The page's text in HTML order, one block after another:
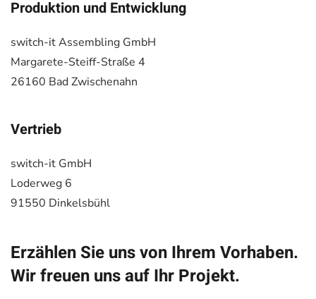
Produktion und Entwicklung
switch-it Assembling GmbH
Margarete-Steiff-Straße 4
26160 Bad Zwischenahn
Vertrieb
switch-it GmbH
Loderweg 6
91550 Dinkelsbühl
Erzählen Sie uns von Ihrem Vorhaben.
Wir freuen uns auf Ihr Projekt.